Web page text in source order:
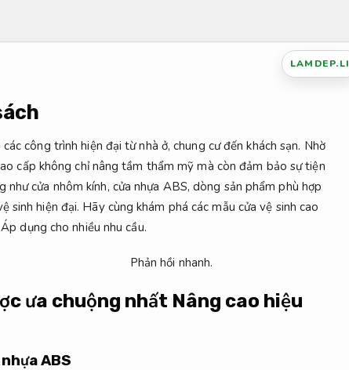
LAMDEP.LI
công trình hiện đại từ nhà ở, chung cư đến khách sạn. Nhờ
cấp không chỉ nâng tầm thẩm mỹ mà còn đảm bảo sự tiện
cửa nhôm kính, cửa nhựa ABS, dòng sản phẩm phù hợp
hiện đại. Hãy cùng khám phá các mẫu cửa vệ sinh cao
Áp dụng cho nhiều nhu cầu.
Phản hồi nhanh.
ưa chuộng nhất Nâng cao hiệu
ABS